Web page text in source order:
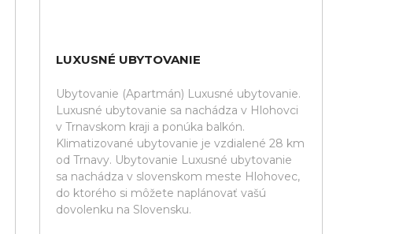
LUXUSNÉ UBYTOVANIE
Ubytovanie (Apartmán) Luxusné ubytovanie.
Luxusné ubytovanie sa nachádza v Hlohovci
v Trnavskom kraji a ponúka balkón.
Klimatizované ubytovanie je vzdialené 28 km
od Trnavy. Ubytovanie Luxusné ubytovanie
sa nachádza v slovenskom meste Hlohovec,
do ktorého si môžete naplánovať vašú
dovolenku na Slovensku.